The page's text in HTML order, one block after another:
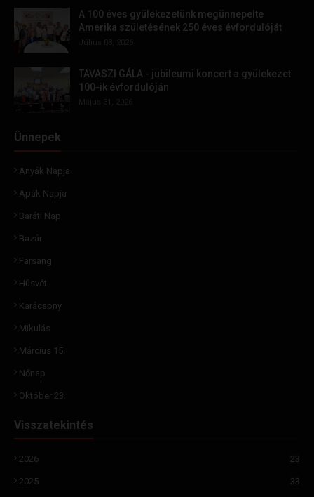
A 100 éves gyülekezetünk megünnepelte
Amerika születésének 250 éves évfordulóját
TAVASZI GÁLA - jubileumi koncert a gyülekezet
100-ik évfordulóján
Ünnepek
Anyák Napja
Apák Napja
Baráti Nap
Bazár
Farsang
Húsvét
Karácsony
Mikulás
Március 15.
Nőnap
Október 23.
Visszatekintés
2026 23
2025 33